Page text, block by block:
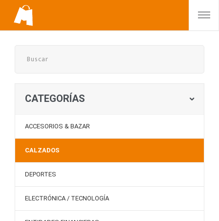
CATEGORÍAS
ACCESORIOS & BAZAR
CALZADOS
DEPORTES
ELECTRÓNICA / TECNOLOGÍA